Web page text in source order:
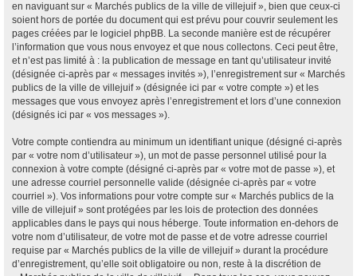
en naviguant sur « Marchés publics de la ville de villejuif », bien que ceux-ci
soient hors de portée du document qui est prévu pour couvrir seulement les
pages créées par le logiciel phpBB. La seconde manière est de récupérer
l’information que vous nous envoyez et que nous collectons. Ceci peut être,
et n’est pas limité à : la publication de message en tant qu’utilisateur invité
(désignée ci-après par « messages invités »), l’enregistrement sur « Marchés
publics de la ville de villejuif » (désignée ici par « votre compte ») et les
messages que vous envoyez après l’enregistrement et lors d’une connexion
(désignés ici par « vos messages »).
Votre compte contiendra au minimum un identifiant unique (désigné ci-après
par « votre nom d’utilisateur »), un mot de passe personnel utilisé pour la
connexion à votre compte (désigné ci-après par « votre mot de passe »), et
une adresse courriel personnelle valide (désignée ci-après par « votre
courriel »). Vos informations pour votre compte sur « Marchés publics de la
ville de villejuif » sont protégées par les lois de protection des données
applicables dans le pays qui nous héberge. Toute information en-dehors de
votre nom d’utilisateur, de votre mot de passe et de votre adresse courriel
requise par « Marchés publics de la ville de villejuif » durant la procédure
d’enregistrement, qu’elle soit obligatoire ou non, reste à la discrétion de